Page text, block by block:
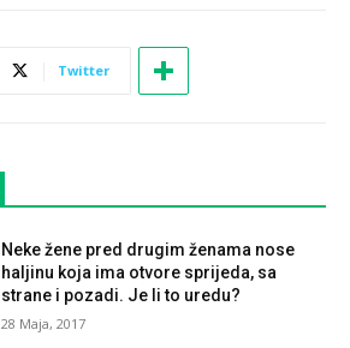
Twitter
Neke žene pred drugim ženama nose
haljinu koja ima otvore sprijeda, sa
strane i pozadi. Je li to uredu?
28 Maja, 2017